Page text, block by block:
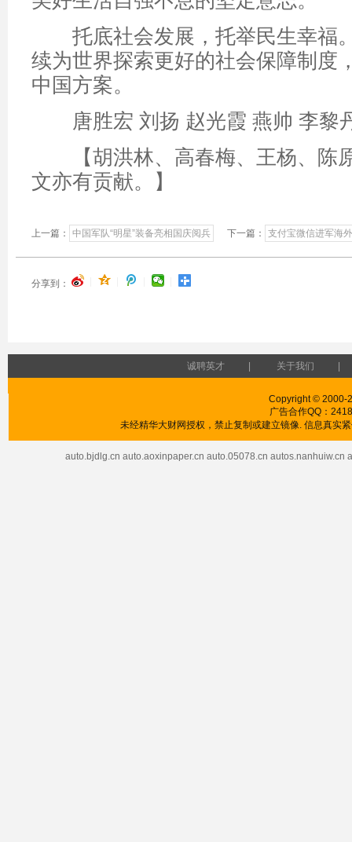
托底社会发展，托举民生幸福
续为世界探索更好的社会保障制度
中国方案。
唐胜宏 刘扬 赵光霞 燕帅 李黎
【胡洪林、高春梅、王杨、陈
文亦有贡献。】
上一篇： 中国军队“明星”装备亮相国庆阅兵 下一篇： 支付宝微信进军海
分享到：
诚聘英才 关于我们
Copyright © 2000-
广告合作QQ：
未经精华大财网授权，禁止复制或建立镜像. 信息真实
auto.bjdlg.cn auto.aoxinpaper.cn auto.05078.cn autos.nanhuiw.cn